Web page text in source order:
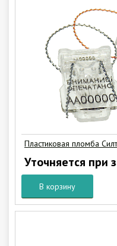
Пластиковая пломба
Уточняется при
В корзину